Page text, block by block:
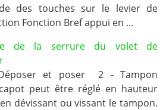
des touches sur le levier de
Fonction Bref appui en ...
de la serrure du volet de
et poser 2 - Tampon
peut être réglé en hauteur
dévissant ou vissant le tampon.